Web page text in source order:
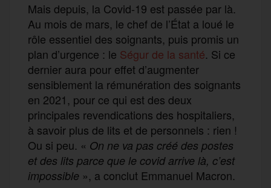
Mais depuis, la Covid-19 est passée par là.
Au mois de mars, le chef de l’État a loué le
rôle essentiel des soignants, puis promis un
plan d’urgence : le Ségur de la santé. Si ce
dernier aura pour effet d’augmenter
sensiblement la rémunération des soignants
en 2021, pour ce qui est des deux
principales revendications des hospitaliers,
à savoir plus de lits et de personnels : rien !
Ou si peu. « On ne va pas créé des postes
et des lits parce que le covid arrive là, c’est
impossible », a conclut Emmanuel Macron.